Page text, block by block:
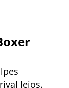
lejos.